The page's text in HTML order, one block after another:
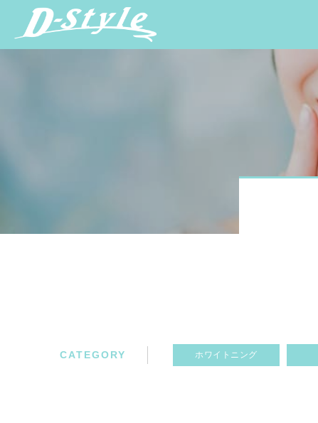
CATEGORY ホワイトニング